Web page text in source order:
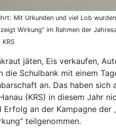
Mit Urkunden und viel Lob
Wirkung“ im Rahmen der
jäten, Eis verkaufen,
die Schulbank mit einem
an. Das haben sich
(KRS) in diesem Jahr
Erfolg an der Kampagne
teilgenommen.